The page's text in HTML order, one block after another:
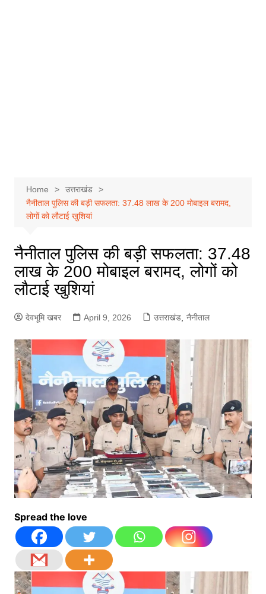
Home
उत्तराखंड
नैनीताल पुलिस की बड़ी सफलता: 37.48 लाख के 200 मोबाइल बरामद,
लोगों को लौटाई खुशियां
नैनीताल पुलिस की बड़ी सफलता: 37.48
लाख के 200 मोबाइल बरामद, लोगों को
लौटाई खुशियां
देवभूमि खबर April 9, 2026 उत्तराखंड, नैनीताल
Spread the love